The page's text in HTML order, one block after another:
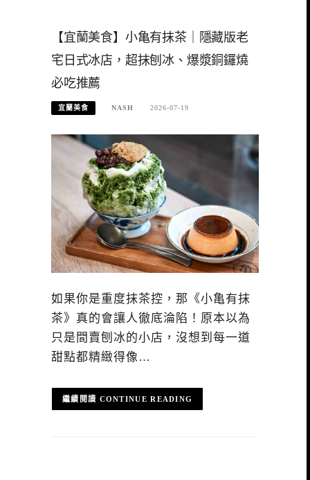
【宜蘭美食】小亀有抹茶｜隱藏版老
宅日式冰店，超抹刨冰、爆漿銅鑼燒
必吃推薦
宜蘭美食 NASH 2026-07-19
如果你是重度抹茶控，那《小亀有抹
茶》真的會讓人徹底淪陷！原本以為
只是間賣刨冰的小店，沒想到每一道
甜點都精緻得像…
CONTINUE READING